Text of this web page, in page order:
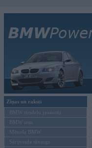
Ziņas un raksti
BMW modeļu jaunumi
BMW testi
Mēneša BMW
Sērijveida tūnings